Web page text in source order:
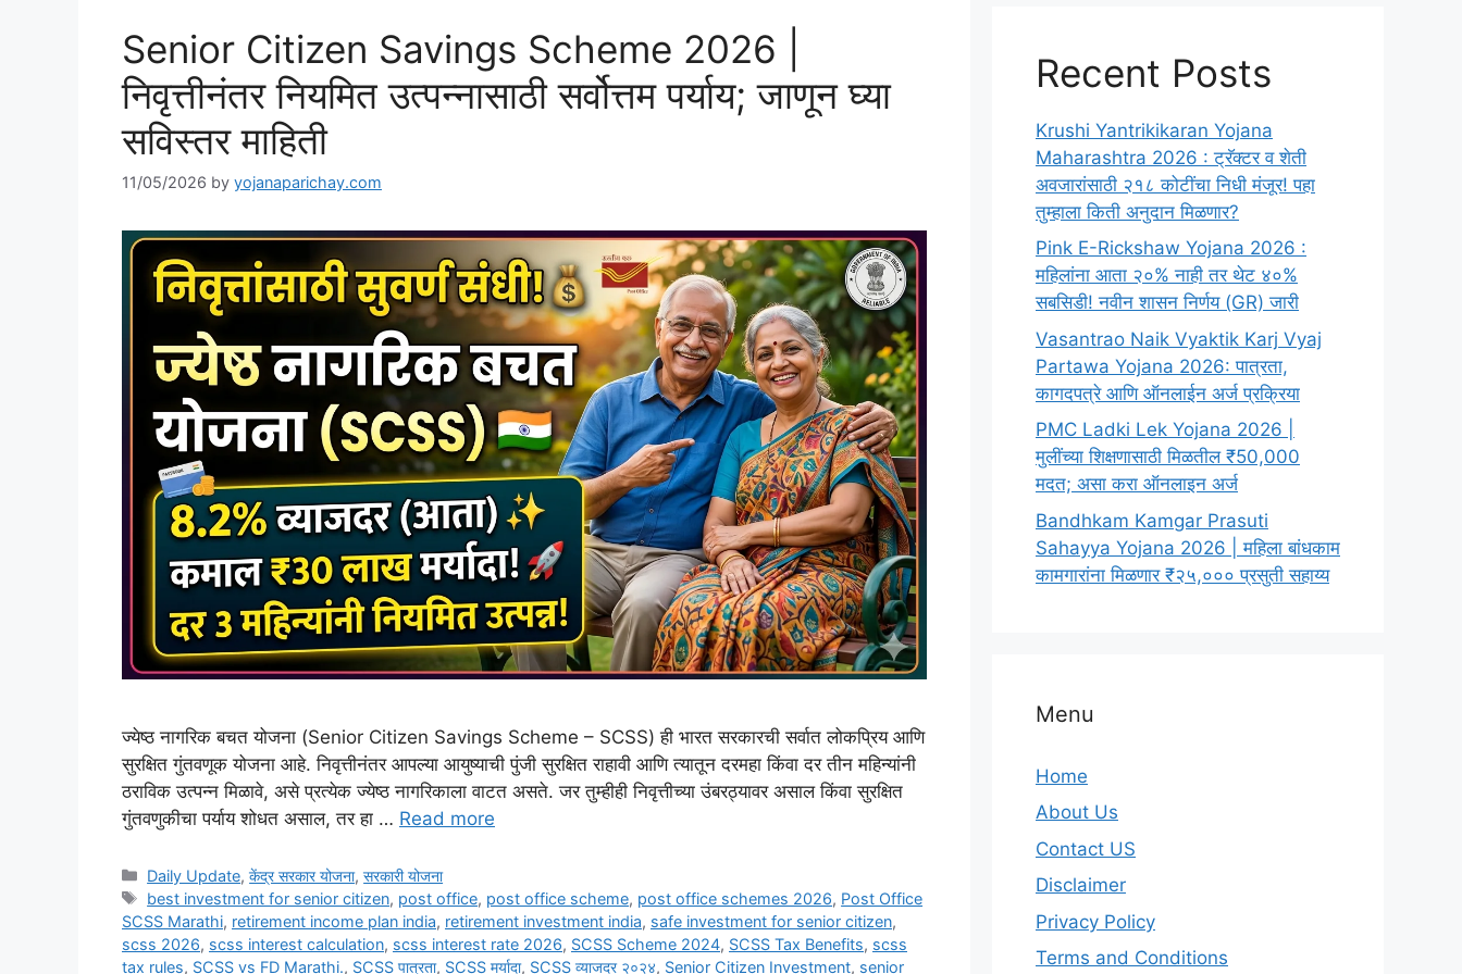
Senior Citizen Savings Scheme 2026 |
निवृत्तीनंतर नियमित उत्पन्नासाठी सर्वोत्तम पर्याय; जाणून घ्या
सविस्तर माहिती
11/05/2026 by yojanaparichay.com
ज्येष्ठ नागरिक बचत योजना (Senior Citizen Savings Scheme – SCSS) ही भारत सरकारची सर्वात लोकप्रिय आणि
सुरक्षित गुंतवणूक योजना आहे. निवृत्तीनंतर आपल्या आयुष्याची पुंजी सुरक्षित राहावी आणि त्यातून दरमहा किंवा दर तीन महिन्यांनी
ठराविक उत्पन्न मिळावे, असे प्रत्येक ज्येष्ठ नागरिकाला वाटत असते. जर तुम्हीही निवृत्तीच्या उंबरठ्यावर असाल किंवा सुरक्षित
गुंतवणुकीचा पर्याय शोधत असाल, तर हा … Read more
Categories
Daily Update,केंद्र सरकार योजना,सरकारी योजना
Tags
best investment for senior citizen, post office, post office scheme, post office schemes 2026, Post Office
SCSS Marathi, retirement income plan india, retirement investment india, safe investment for senior citizen,
scss 2026, scss interest calculation, scss interest rate 2026, SCSS Scheme 2024, SCSS Tax Benefits, scss
tax rules, SCSS vs FD Marathi., SCSS पात्रता, SCSS मर्यादा, SCSS व्याजदर २०२४, Senior Citizen Investment, senior
Recent Posts
Krushi Yantrikikaran Yojana
Maharashtra 2026 : ट्रॅक्टर व शेती
अवजारांसाठी २१८ कोटींचा निधी मंजूर! पहा
तुम्हाला किती अनुदान मिळणार?
Pink E-Rickshaw Yojana 2026 :
महिलांना आता २०% नाही तर थेट ४०%
सबसिडी! नवीन शासन निर्णय (GR) जारी
Vasantrao Naik Vyaktik Karj Vyaj
Partawa Yojana 2026: पात्रता,
कागदपत्रे आणि ऑनलाईन अर्ज प्रक्रिया
PMC Ladki Lek Yojana 2026 |
मुलींच्या शिक्षणासाठी मिळतील ₹50,000
मदत; असा करा ऑनलाइन अर्ज
Bandhkam Kamgar Prasuti
Sahayya Yojana 2026 | महिला बांधकाम
कामगारांना मिळणार ₹२५,००० प्रसुती सहाय्य
Menu
Home
About Us
Contact US
Disclaimer
Privacy Policy
Terms and Conditions